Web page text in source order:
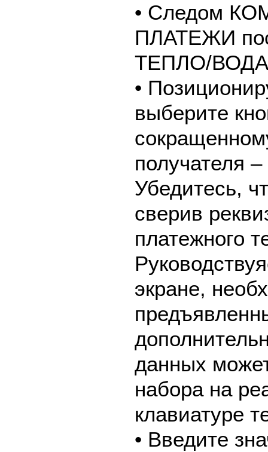
• Следом
ПЛАТЕЖИ
ТЕПЛО/
•
выберите
Убедитесь,
сверив
платежного
экране,
данных
набора на
клавиатуре
• Введите